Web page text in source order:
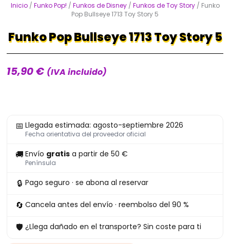
Inicio/ Funko Pop! / Funkos de Disney/ Funkos de Toy Story/ Funko
Pop Bullseye 1713 Toy Story 5
Funko Pop Bullseye 1713 Toy Story 5
15,90€ (IVA incluido)
📅 Llegada estimada: agosto-septiembre 2026
Fecha orientativa del proveedor oficial
🚚 Envío gratis a partir de 50 €
Península
🔒 Pago seguro · se abona al reservar
🔄 Cancela antes del envío · reembolso del 90 %
🛡 ¿Llega dañado en el transporte? Sin coste para ti
Pop
1713
Story
5